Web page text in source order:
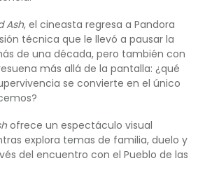
Ash, el cineasta regresa a Pandora
técnica que le llevó a pausar la
de una década, pero también con
más allá de la pantalla: ¿qué
se convierte en el único
ofrece un espectáculo visual
explora temas de familia, duelo y
del encuentro con el Pueblo de las